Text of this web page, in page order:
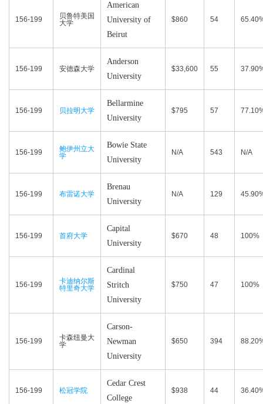
156-199
贝鲁特美国
大学
American
University of
Beirut
$860 54
156-199 安德森大学
Anderson
University
$33,600 55
156-199 贝拉明大学
Bellarmine
University
$795 57
156-199
鲍伊州立大
学
Bowie State
University
N/A 543 N/A
156-199 布雷诺大学
Brenau
University
N/A 129
156-199 首府大学
Capital
University
$670 48 100%
156-199
卡迪纳尔斯
特里奇大学
Cardinal
Stritch
University
$750 47 100%
156-199
卡森纽曼大
学
Carson-
Newman
University
$650 394
156-199 松冠学院
Cedar Crest
College
$938 44